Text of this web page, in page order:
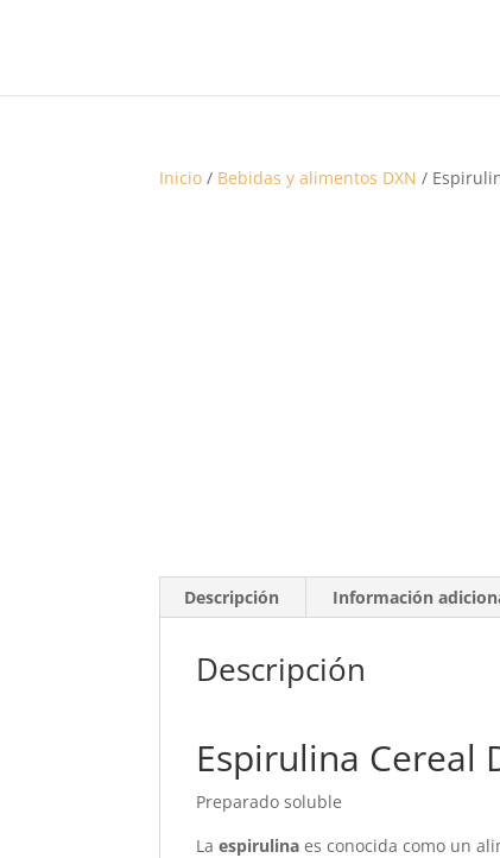
Inicio / Bebidas y alimentos DXN /
Descripción Información
Descripción
Espirulina Cereal
Preparado soluble
Laespirulina es conocida como un